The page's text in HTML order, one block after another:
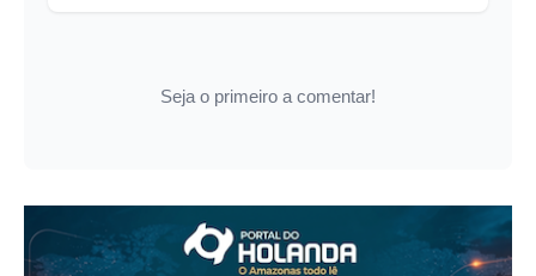
Seja o primeiro a comentar!